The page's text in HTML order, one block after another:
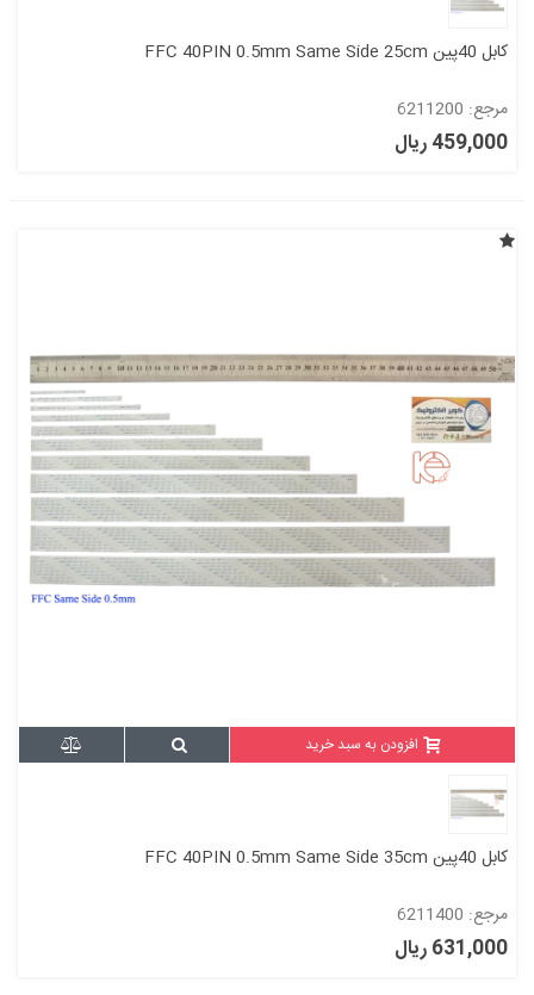
کابل 40پین FFC 40PIN 0.5mm Same Side 25cm
مرجع: 6211200
459,000 ریال
افزودن به سبد خرید
کابل 40پین FFC 40PIN 0.5mm Same Side 35cm
مرجع: 6211400
631,000 ریال